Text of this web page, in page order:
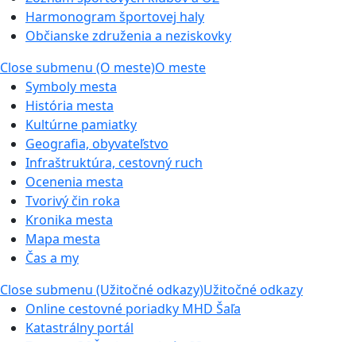
Harmonogram športovej haly
Občianske združenia a neziskovky
Close submenu (O meste)O meste
Symboly mesta
História mesta
Kultúrne pamiatky
Geografia, obyvateľstvo
Infraštruktúra, cestovný ruch
Ocenenia mesta
Tvorivý čin roka
Kronika mesta
Mapa mesta
Čas a my
Close submenu (Užitočné odkazy)Užitočné odkazy
Online cestovné poriadky MHD Šaľa
Katastrálny portál